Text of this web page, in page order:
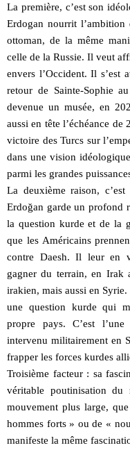
La première, c’est son
Erdogan nourrit l’ambition
ottoman, de la même
celle de la Russie. Il veut
envers l’Occident. Il s’est
retour de Sainte-Sophie
devenue un musée, en
aussi en tête l’échéance
victoire des Turcs sur
dans une vision
parmi les grandes
La deuxième raison,
Erdoğan garde un profond
la question kurde et de la
que les Américains
contre Daesh. Il leur en
gagner du terrain, en Irak
irakien, mais aussi en
une question kurde qui
propre pays. C’est
intervenu militairement en
frapper les forces kurdes
Troisième facteur : sa
véritable poutinisation du
mouvement plus large,
hommes forts » ou de «
manifeste la même